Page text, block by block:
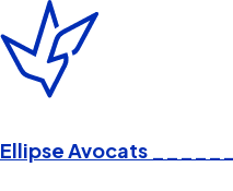
Ellipse Avocats